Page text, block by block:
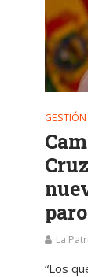
GESTIÓN
paro
La
“Los